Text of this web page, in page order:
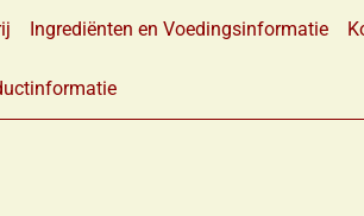
Ingrediënten en Voedingsinformatie